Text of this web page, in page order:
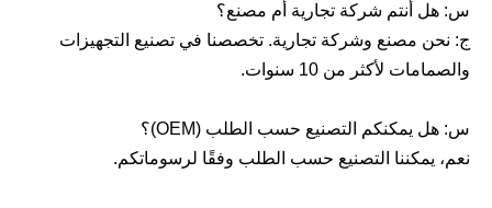
س: هل أنتم شركة تجارية أم مصنع؟
ج: نحن مصنع وشركة تجارية. تخصصنا في تصنيع التجهيزات
والصمامات لأكثر من 10 سنوات.
س: هل يمكنكم التصنيع حسب الطلب (OEM)؟
نعم، يمكننا التصنيع حسب الطلب وفقًا لرسوماتكم.